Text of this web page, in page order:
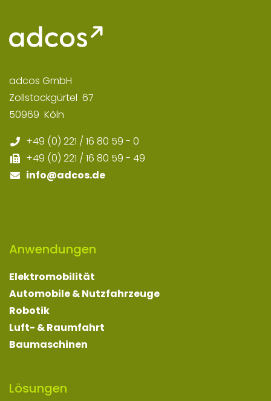
adcos GmbH
Zollstockgürtel 67
50969 Köln
+49 (0) 221 / 16 80 59 - 0
+49 (0) 221 / 16 80 59 - 49
info@adcos.de
Anwendungen
Elektromobilität
Automobile & Nutzfahrzeuge
Robotik
Luft- & Raumfahrt
Baumaschinen
Lösungen